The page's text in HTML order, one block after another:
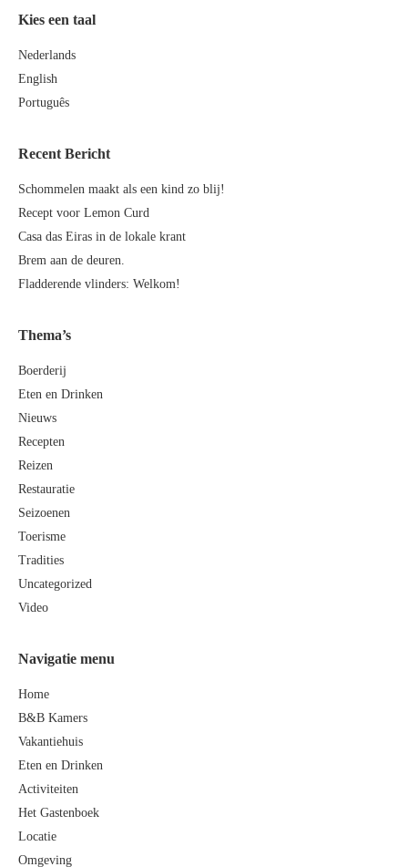
Kies een taal
Nederlands
English
Português
Recent Bericht
Schommelen maakt als een kind zo blij!
Recept voor Lemon Curd
Casa das Eiras in de lokale krant
Brem aan de deuren.
Fladderende vlinders: Welkom!
Thema’s
Boerderij
Eten en Drinken
Nieuws
Recepten
Reizen
Restauratie
Seizoenen
Toerisme
Tradities
Uncategorized
Video
Navigatie menu
Home
B&B Kamers
Vakantiehuis
Eten en Drinken
Activiteiten
Het Gastenboek
Locatie
Omgeving